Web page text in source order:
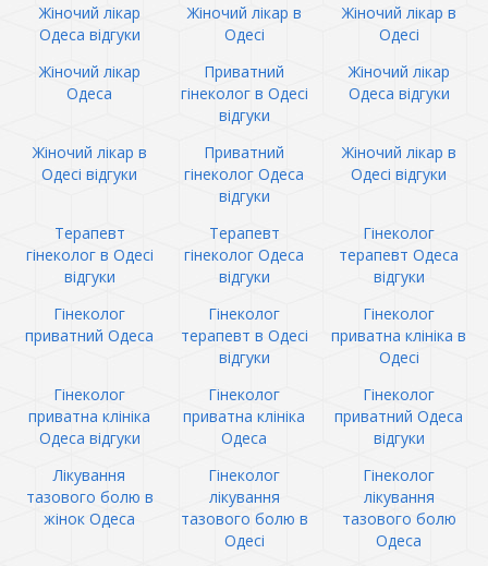
Жіночий лікар
Одеса відгуки
Жіночий лікар в
Одесі
Жіночий лікар в
Одесі
Жіночий лікар
Одеса
Приватний
гінеколог в Одесі
відгуки
Жіночий лікар
Одеса відгуки
Жіночий лікар в
Одесі відгуки
Приватний
гінеколог Одеса
відгуки
Жіночий лікар в
Одесі відгуки
Терапевт
гінеколог в Одесі
відгуки
Терапевт
гінеколог Одеса
відгуки
Гінеколог
терапевт Одеса
відгуки
Гінеколог
приватний Одеса
Гінеколог
терапевт в Одесі
відгуки
Гінеколог
приватна клініка в
Одесі
Гінеколог
приватна клініка
Одеса відгуки
Гінеколог
приватна клініка
Одеса
Гінеколог
приватний Одеса
відгуки
Лікування
тазового болю в
жінок Одеса
Гінеколог
лікування
тазового болю в
Одесі
Гінеколог
лікування
тазового болю
Одеса